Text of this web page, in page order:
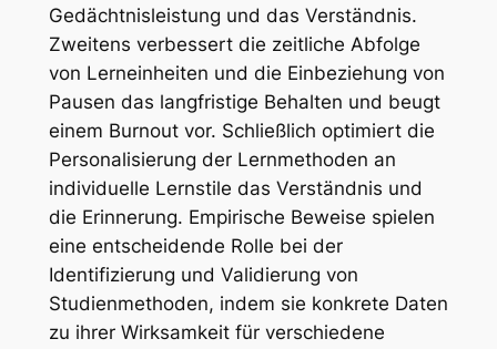
Gedächtnisleistung und das Verständnis.
Zweitens verbessert die zeitliche Abfolge
von Lerneinheiten und die Einbeziehung von
Pausen das langfristige Behalten und beugt
einem Burnout vor. Schließlich optimiert die
Personalisierung der Lernmethoden an
individuelle Lernstile das Verständnis und
die Erinnerung. Empirische Beweise spielen
eine entscheidende Rolle bei der
Identifizierung und Validierung von
Studienmethoden, indem sie konkrete Daten
zu ihrer Wirksamkeit für verschiedene